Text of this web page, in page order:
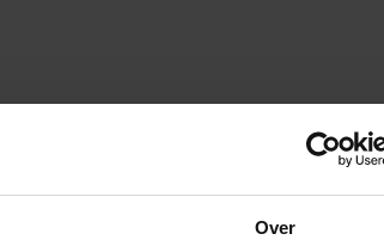
Over